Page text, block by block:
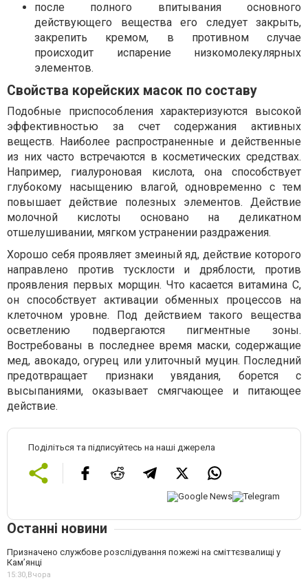
после полного впитывания основного
действующего вещества его следует закрыть,
закрепить кремом, в противном случае
происходит испарение низкомолекулярных
элементов.
Свойства корейских масок по составу
Подобные приспособления характеризуются высокой
эффективностью за счет содержания активных
веществ. Наиболее распространенные и действенные
из них часто встречаются в косметических средствах.
Например, гиалуроновая кислота, она способствует
глубокому насыщению влагой, одновременно с тем
повышает действие полезных элементов. Действие
молочной кислоты основано на деликатном
отшелушивании, мягком устранении раздражения.
Хорошо себя проявляет змеиный яд, действие которого
направлено против тусклости и дряблости, против
проявления первых морщин. Что касается витамина С,
он способствует активации обменных процессов на
клеточном уровне. Под действием такого вещества
осветлению подвергаются пигментные зоны.
Востребованы в последнее время маски, содержащие
мед, авокадо, огурец или улиточный муцин. Последний
предотвращает признаки увядания, борется с
высыпаниями, оказывает смягчающее и питающее
действие.
Поділіться та підписуйтесь на наші джерела
Останні новини
Призначено службове розслідування пожежі на сміттєзвалищі у
Кам’янці
15:30,Вчора